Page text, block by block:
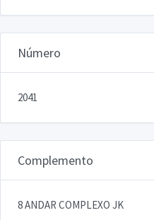
Número
2041
Complemento
8 ANDAR COMPLEXO JK